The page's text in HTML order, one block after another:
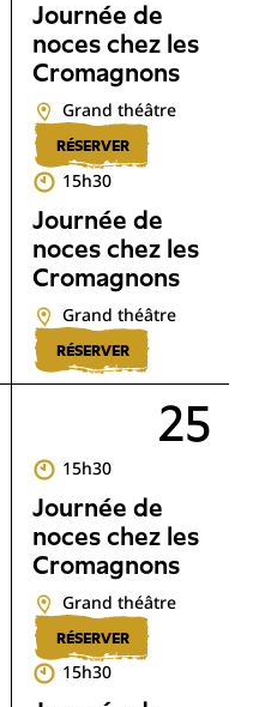
Journée de
noces chez les
Cromagnons
Grand théâtre
RÉSERVER
15h30
Journée de
noces chez les
Cromagnons
Grand théâtre
RÉSERVER
25
15h30
Journée de
noces chez les
Cromagnons
Grand théâtre
RÉSERVER
15h30